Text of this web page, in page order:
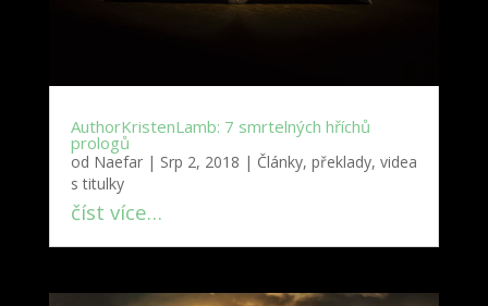
AuthorKristenLamb: 7 smrtelných hříchů
prologů
od Naefar| Srp 2, 2018 | Články, překlady, videa
s titulky
číst více…